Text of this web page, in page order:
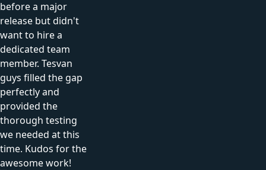
before a major
release but didn't
want to hire a
dedicated team
member. Tesvan
guys filled the gap
perfectly and
provided the
thorough testing
we needed at this
time. Kudos for the
awesome work!